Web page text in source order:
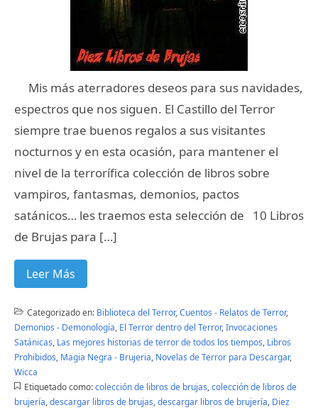
Mis más aterradores deseos para sus navidades,
espectros que nos siguen. El Castillo del Terror
siempre trae buenos regalos a sus visitantes
nocturnos y en esta ocasión, para mantener el
nivel de la terrorífica colección de libros sobre
vampiros, fantasmas, demonios, pactos
satánicos… les traemos esta selección de 10 Libros
de Brujas para […]
Leer Más
Categorizado en: Biblioteca del Terror,Cuentos - Relatos de Terror,
Demonios - Demonología, El Terror dentro del Terror,Invocaciones
Satánicas, Las mejores historias de terror de todos los tiempos, Libros
Prohibidos, Magia Negra - Brujeria, Novelas de Terror para Descargar,
Wicca
Etiquetado como: colección de libros de brujas,colección de libros de
brujería,descargar libros de brujas,descargar libros de brujería, Diez